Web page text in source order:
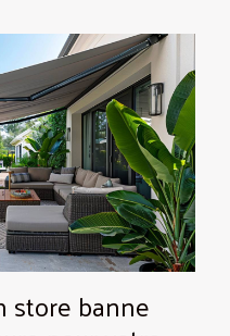
store banne